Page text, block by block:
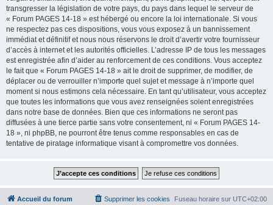
transgresser la législation de votre pays, du pays dans lequel le serveur de
« Forum PAGES 14-18 » est hébergé ou encore la loi internationale. Si vous
ne respectez pas ces dispositions, vous vous exposez à un bannissement
immédiat et définitif et nous nous réservons le droit d’avertir votre fournisseur
d’accès à internet et les autorités officielles. L’adresse IP de tous les messages
est enregistrée afin d’aider au renforcement de ces conditions. Vous acceptez
le fait que « Forum PAGES 14-18 » ait le droit de supprimer, de modifier, de
déplacer ou de verrouiller n’importe quel sujet et message à n’importe quel
moment si nous estimons cela nécessaire. En tant qu’utilisateur, vous acceptez
que toutes les informations que vous avez renseignées soient enregistrées
dans notre base de données. Bien que ces informations ne seront pas
diffusées à une tierce partie sans votre consentement, ni « Forum PAGES 14-
18 », ni phpBB, ne pourront être tenus comme responsables en cas de
tentative de piratage informatique visant à compromettre vos données.
Accueil du forum Fuseau horaire sur UTC+02:00
Supprimer les cookies